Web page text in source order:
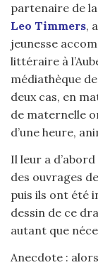
partenaire de
Leo Timmers,
jeunesse
littéraire à
médiathèque
deux cas, en
de maternelle
d’une heure,
Il leur a
des ouvrages
puis ils ont été
dessin de ce
autant que
Anecdote :